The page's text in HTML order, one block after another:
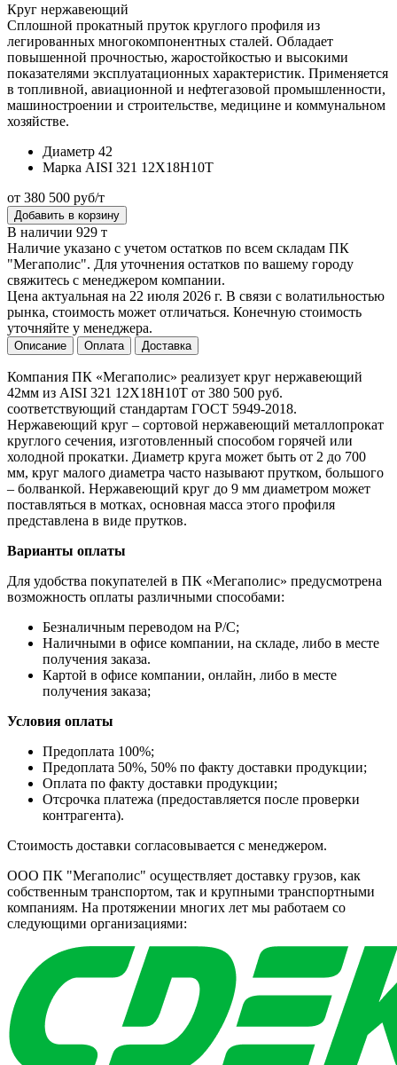
Круг нержавеющий
Сплошной прокатный пруток круглого профиля из
легированных многокомпонентных сталей. Обладает
повышенной прочностью, жаростойкостью и высокими
показателями эксплуатационных характеристик. Применяется
в топливной, авиационной и нефтегазовой промышленности,
машиностроении и строительстве, медицине и коммунальном
хозяйстве.
Диаметр 42
Марка AISI 321 12Х18Н10Т
от 380 500 руб/т
Добавить в корзину
В наличии 929 т
Наличие указано с учетом остатков по всем складам ПК
"Мегаполис". Для уточнения остатков по вашему городу
свяжитесь с менеджером компании.
Цена актуальная на 22 июля 2026 г. В связи с волатильностью
рынка, стоимость может отличаться. Конечную стоимость
уточняйте у менеджера.
Описание Оплата Доставка
Компания ПК «Мегаполис» реализует круг нержавеющий
42мм из AISI 321 12Х18Н10Т от 380 500 руб.
соответствующий стандартам ГОСТ 5949-2018.
Нержавеющий круг – сортовой нержавеющий металлопрокат
круглого сечения, изготовленный способом горячей или
холодной прокатки. Диаметр круга может быть от 2 до 700
мм, круг малого диаметра часто называют прутком, большого
– болванкой. Нержавеющий круг до 9 мм диаметром может
поставляться в мотках, основная масса этого профиля
представлена в виде прутков.
Варианты оплаты
Для удобства покупателей в ПК «Мегаполис» предусмотрена
возможность оплаты различными способами:
Безналичным переводом на Р/С;
Наличными в офисе компании, на складе, либо в месте
получения заказа.
Картой в офисе компании, онлайн, либо в месте
получения заказа;
Условия оплаты
Предоплата 100%;
Предоплата 50%, 50% по факту доставки продукции;
Оплата по факту доставки продукции;
Отсрочка платежа (предоставляется после проверки
контрагента).
Стоимость доставки согласовывается с менеджером.
ООО ПК "Мегаполис" осуществляет доставку грузов, как
собственным транспортом, так и крупными транспортными
компаниям. На протяжении многих лет мы работаем со
следующими организациями: